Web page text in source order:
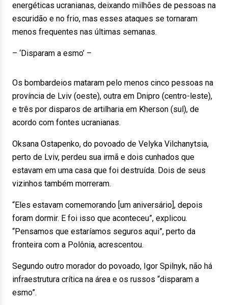
energéticas ucranianas, deixando milhões de pessoas na
escuridão e no frio, mas esses ataques se tornaram
menos frequentes nas últimas semanas.
– ‘Disparam a esmo’ –
Os bombardeios mataram pelo menos cinco pessoas na
província de Lviv (oeste), outra em Dnipro (centro-leste),
e três por disparos de artilharia em Kherson (sul), de
acordo com fontes ucranianas.
Oksana Ostapenko, do povoado de Velyka Vilchanytsia,
perto de Lviv, perdeu sua irmã e dois cunhados que
estavam em uma casa que foi destruída. Dois de seus
vizinhos também morreram.
“Eles estavam comemorando [um aniversário], depois
foram dormir. E foi isso que aconteceu”, explicou.
“Pensamos que estaríamos seguros aqui”, perto da
fronteira com a Polônia, acrescentou.
Segundo outro morador do povoado, Igor Spilnyk, não há
infraestrutura crítica na área e os russos “disparam a
esmo”.